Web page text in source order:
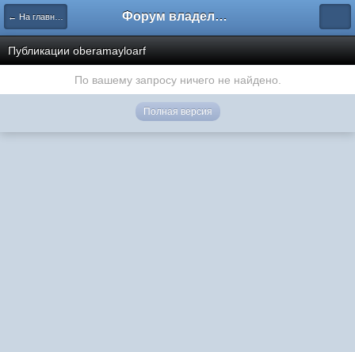
← На главную Форум владельцев интернет-магазинов
Публикации oberamayloarf
По вашему запросу ничего не найдено.
Полная версия